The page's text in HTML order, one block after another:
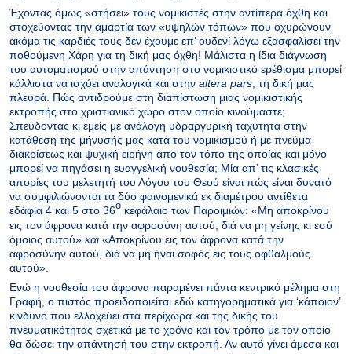
Έχοντας όμως «στήσει» τους νομικιστές στην αντίπερα όχθη και
στοχεύοντας την αμαρτία των «υψηλών τόπων» που οχυρώνουν
ακόμα τις καρδιές τους δεν έχουμε επ’ ουδενί λόγω εξασφαλίσει την
ποθούμενη Χάρη για τη δική μας όχθη! Μάλιστα η ίδια διάγνωση
του αυτοματισμού στην απάντηση στο νομικιστικό ερέθισμα μπορεί
κάλλιστα να ισχύει αναλογικά και στην altera pars , τη δική μας
πλευρά. Πώς αντιδρούμε στη διαπίστωση μιας νομικιστικής
εκτροπής στο χριστιανικό χώρο στον οποίο κινούμαστε;
Σπεύδοντας κι εμείς με ανάλογη υδραργυρική ταχύτητα στην
κατάθεση της μήνυσής μας κατά του νομικισμού ή με πνεύμα
διακρίσεως και ψυχική ειρήνη από τον τόπο της οποίας και μόνο
μπορεί να πηγάσει η ευαγγελική νουθεσία; Μία απ’ τις κλασικές
απορίες του μελετητή του Λόγου του Θεού είναι πώς είναι δυνατό
να συμφιλιώνονται τα δύο φαινομενικά εκ διαμέτρου αντίθετα
εδάφια 4 και 5 στο 36ο κεφάλαιο των Παροιμιών: «Μη αποκρίνου
εις τον άφρονα κατά την αφροσύνη αυτού, διά να μη γείνης κι εσύ
όμοιος αυτού» και «Αποκρίνου εις τον άφρονα κατά την
αφροσύνην αυτού, διά να μη ήναι σοφός εις τους οφθαλμούς
αυτού».
Ενώ η νουθεσία του άφρονα παραμένει πάντα κεντρικό μέλημα στη
Γραφή, ο πιστός προειδοποιείται εδώ κατηγορηματικά για ‘κάποιον’
κίνδυνο που ελλοχεύει στα περίχωρα και της δικής του
πνευματικότητας σχετικά με το χρόνο και τον τρόπο με τον οποίο
θα δώσει την απάντησή του στην εκτροπή. Αν αυτό γίνει άμεσα και